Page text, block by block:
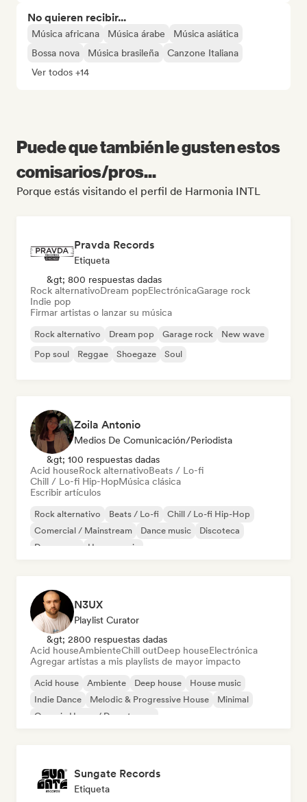
No quieren recibir...
Música africana Música árabe
Música asiática
Bossa nova
Música brasileña
Canzone Italiana
Ver todos +14
Puede que también le gusten estos
comisarios/pros...
Porque estás visitando el perfil de Harmonia INTL
Pravda Records
Etiqueta
&gt; 800 respuestas dadas
Rock alternativoDream popElectrónicaGarage rock
Indie pop
Firmar artistas o lanzar su música
Rock alternativo Dream pop Garage rock
New wave
Pop soul
Reggae Shoegaze Soul
Zoila Antonio
Medios De Comunicación/Periodista
&gt; 100 respuestas dadas
Acid houseRock alternativoBeats / Lo-fi
Chill / Lo-fi Hip-HopMúsica clásica
Escribir artículos
Rock alternativo Beats / Lo-fi
Chill / Lo-fi Hip-Hop
Comercial / Mainstream
Dance music
Discoteca
Dream pop
House music
N3UX
Playlist Curator
&gt; 2800 respuestas dadas
Acid houseAmbienteChill outDeep houseElectrónica
Agregar artistas a mis playlists de mayor impacto
Acid house Ambiente Deep house
House music
Indie Dance
Melodic & Progressive House
Minimal
Organic House / Downtempo
Sungate Records
Etiqueta